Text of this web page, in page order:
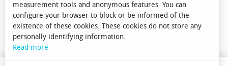
measurement tools and anonymous features. You can
configure your browser to block or be informed of the
existence of these cookies. These cookies do not store any
personally identifying information.
Read more